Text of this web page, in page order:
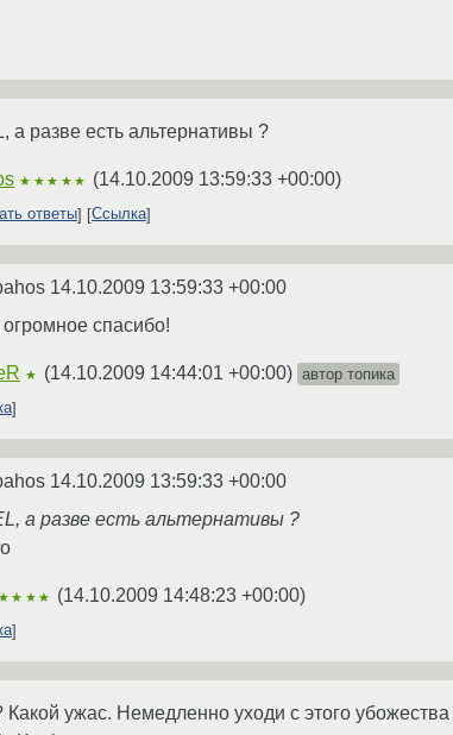
а разве есть альтернативы ?
★★★★★ (14.10.2009 13:59:33 +00:00)
ответы Ссылка
14.10.2009 13:59:33 +00:00
спасибо!
★ (14.10.2009 14:44:01 +00:00) автор топика
14.10.2009 13:59:33 +00:00
а разве есть альтернативы ?
(14.10.2009 14:48:23 +00:00)
Какой ужас. Немедленно уходи с этого